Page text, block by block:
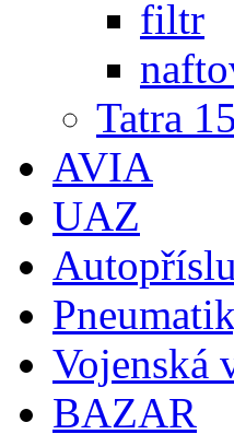
filtr
Tatra
AVIA
UAZ
Vojenská
BAZAR